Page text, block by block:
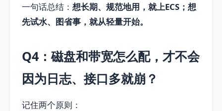
一句话总结： 想长期、规范地用，就上ECS；想
先试水、图省事，就从轻量开始。
Q4：磁盘和带宽怎么配，才不会
因为日志、接口多就崩？
记住两个原则：